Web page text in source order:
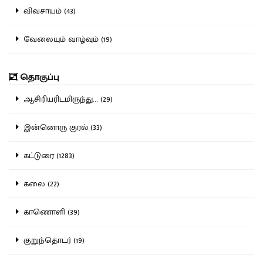
விவசாயம் (43)
வேலையும் வாழ்வும் (19)
தொகுப்பு
ஆசிரியரிடமிருந்து... (29)
இன்னொரு குரல் (33)
கட்டுரை (1283)
கலை (22)
காணொளி (39)
குறுந்தொடர் (19)